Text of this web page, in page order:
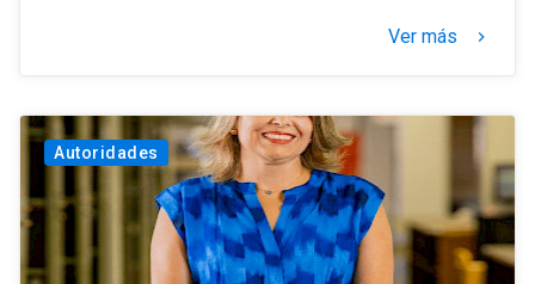
Ver más keyboard_arrow_right
Autoridades